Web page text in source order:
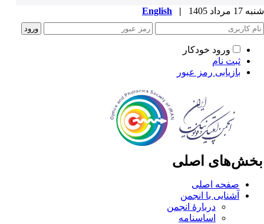
مرداد 1405 |
English
ورود خودکار
ثبت نام
بازیابی رمز عبور
اصلی
صفحه اصلی
آشنایی با انجمن
دربارۀ انجمن
اساسنامه